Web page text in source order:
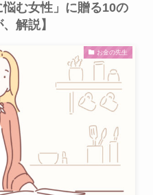
悩む女性」に贈る10の
解説】
お金の先生